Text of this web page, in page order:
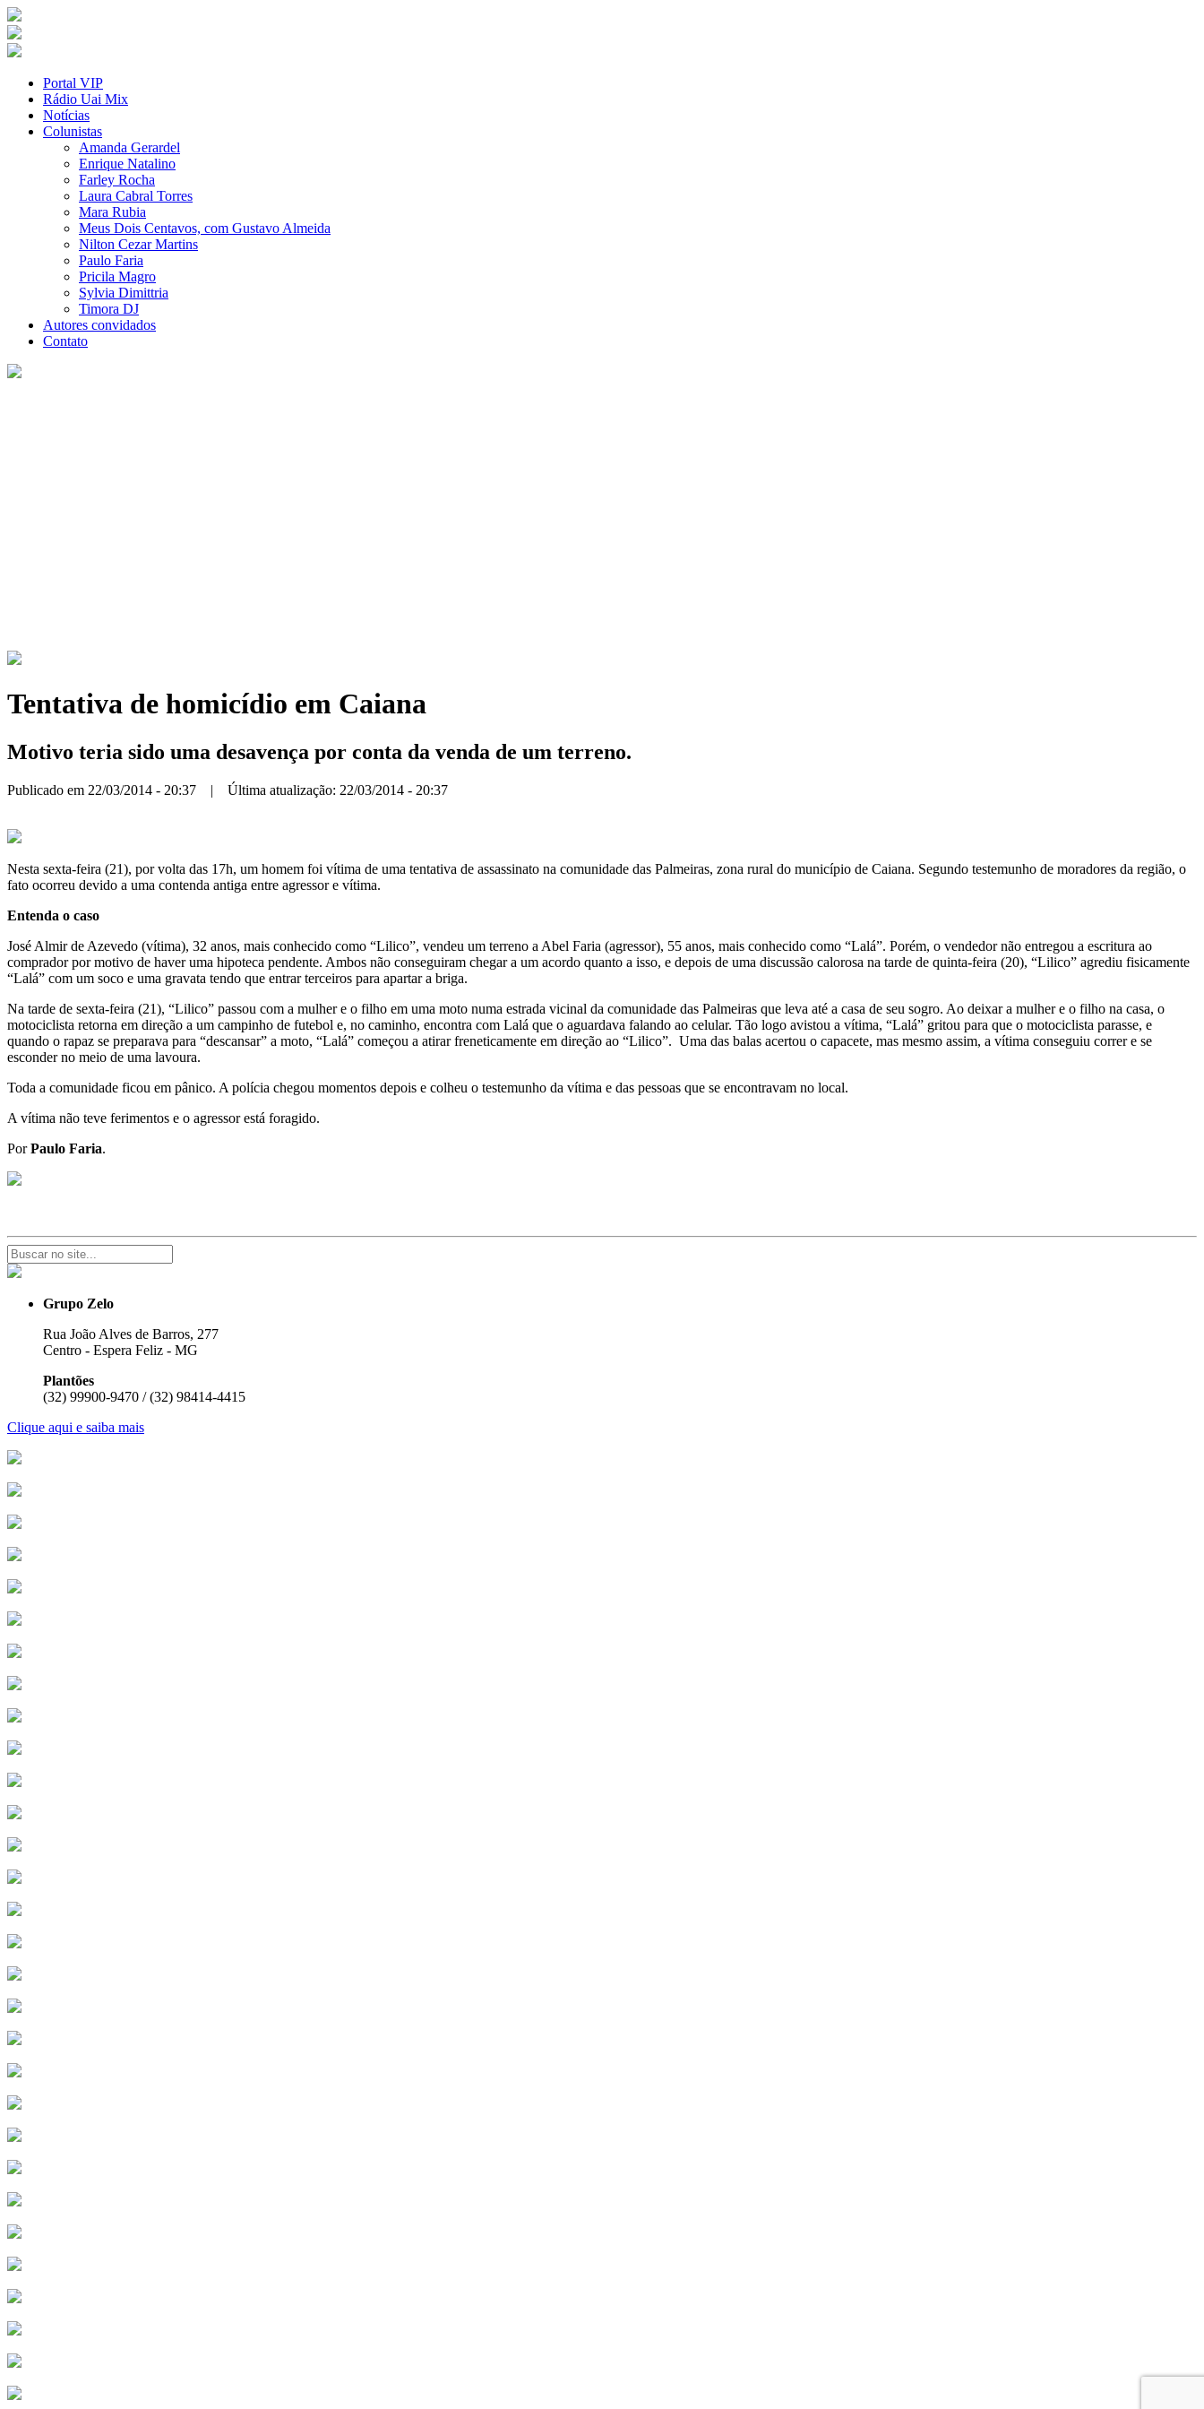
Portal VIP
Rádio Uai Mix
Notícias
Colunistas
Amanda Gerardel
Enrique Natalino
Farley Rocha
Laura Cabral Torres
Mara Rubia
Meus Dois Centavos, com Gustavo Almeida
Nilton Cezar Martins
Paulo Faria
Pricila Magro
Sylvia Dimittria
Timora DJ
Autores convidados
Contato
Tentativa de homicídio em Caiana
Motivo teria sido uma desavença por conta da venda de um terreno.
Publicado em 22/03/2014 - 20:37 | Última atualização: 22/03/2014 - 20:37
Nesta sexta-feira (21), por volta das 17h, um homem foi vítima de uma tentativa de assassinato na comunidade das Palmeiras, zona rural do município de Caiana. Segundo testemunho de moradores da região, o
fato ocorreu devido a uma contenda antiga entre agressor e vítima.
Entenda o caso
José Almir de Azevedo (vítima), 32 anos, mais conhecido como “Lilico”, vendeu um terreno a Abel Faria (agressor), 55 anos, mais conhecido como “Lalá”. Porém, o vendedor não entregou a escritura ao
comprador por motivo de haver uma hipoteca pendente. Ambos não conseguiram chegar a um acordo quanto a isso, e depois de uma discussão calorosa na tarde de quinta-feira (20), “Lilico” agrediu fisicamente
“Lalá” com um soco e uma gravata tendo que entrar terceiros para apartar a briga.
Na tarde de sexta-feira (21), “Lilico” passou com a mulher e o filho em uma moto numa estrada vicinal da comunidade das Palmeiras que leva até a casa de seu sogro. Ao deixar a mulher e o filho na casa, o
motociclista retorna em direção a um campinho de futebol e, no caminho, encontra com Lalá que o aguardava falando ao celular. Tão logo avistou a vítima, “Lalá” gritou para que o motociclista parasse, e
quando o rapaz se preparava para “descansar” a moto, “Lalá” começou a atirar freneticamente em direção ao “Lilico”. Uma das balas acertou o capacete, mas mesmo assim, a vítima conseguiu correr e se
esconder no meio de uma lavoura.
Toda a comunidade ficou em pânico. A polícia chegou momentos depois e colheu o testemunho da vítima e das pessoas que se encontravam no local.
A vítima não teve ferimentos e o agressor está foragido.
PorPaulo Faria.
Grupo Zelo
Rua João Alves de Barros, 277
Centro - Espera Feliz - MG
Plantões
(32) 99900-9470 / (32) 98414-4415
Clique aqui e saiba mais